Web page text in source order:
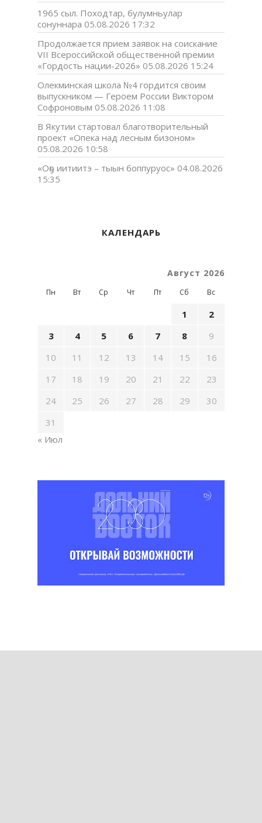
1965 сыл. Походтар, булумньулар
сонуннара 05.08.2026 17:32
Продолжается прием заявок на соискание
VII Всероссийской общественной премии
«Гордость нации-2026» 05.08.2026 15:24
Олекминская школа №4 гордится своим
выпускником — Героем России Виктором
Софроновым 05.08.2026 11:08
В Якутии стартовал благотворительный
проект «Опека над лесным бизоном»
05.08.2026 10:58
«Оҕо иитиитэ – тыын боппуруос» 04.08.2026
15:35
КАЛЕНДАРЬ
Август 2026
Пн Вт Ср Чт Пт Сб Вс
1
2
3
4 5 6 7 8
9
10
11 12 13 14 15
16
17
18 19 20 21 22
23
24
25 26 27 28 29
30
31
« Июл